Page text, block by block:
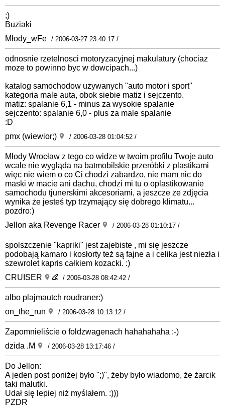
;)
Buziaki
Młody_wFe / 2006-03-27 23:40:17 /
odnosnie rzetelnosci motoryzacyjnej makulatury (chociaz
moze to powinno byc w dowcipach...)
katalog samochodow uzywanych "auto motor i sport"
kategoria male auta, obok siebie matiz i sejczento.
matiz: spalanie 6,1 - minus za wysokie spalanie
sejczento: spalanie 6,0 - plus za male spalanie
:D
pmx (wiewior;)
/ 2006-03-28 01:04:52 /
Młody Wrocław z tego co widze w twoim profilu Twoje auto
wcale nie wygląda na batmobilskie przeróbki z plastikami
więc nie wiem o co Ci chodzi zabardzo, nie mam nic do
maski w macie ani dachu, chodzi mi tu o oplastikowanie
samochodu tjunerskimi akcesoriami, a jeszcze ze zdjęcia
wynika że jesteś typ trzymający się dobrego klimatu...
pozdro:)
Jellon aka Revenge Racer
/ 2006-03-28 01:10:17 /
spolszczenie "kapriki" jest zajebiste , mi się jeszcze
podobają kamaro i kosłorty też są fajne a i celika jest niezła i
szewrolet kapris całkiem kozacki. :)
CRUISER
/ 2006-03-28 08:42:42 /
albo plajmautch roudraner:)
on_the_run
/ 2006-03-28 10:13:12 /
Zapomnieliście o foldzwagenach hahahahaha :-)
dzida .M
/ 2006-03-28 13:17:46 /
Do Jellon:
A jeden post poniżej było ";)", żeby było wiadomo, że żarcik
taki malutki.
Udał się lepiej niż myślałem. :)))
PZDR